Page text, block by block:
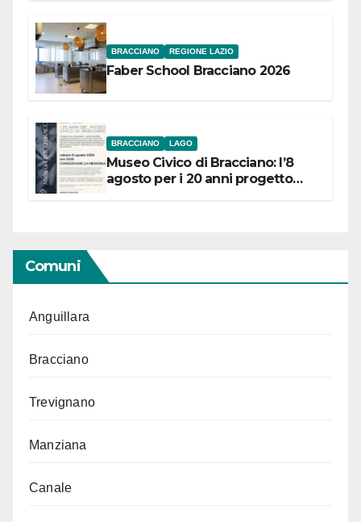
BRACCIANO REGIONE LAZIO
Faber School Bracciano 2026
BRACCIANO LAGO
Museo Civico di Bracciano: l’8
agosto per i 20 anni progetto
Comuni
Anguillara
Bracciano
Trevignano
Manziana
Canale